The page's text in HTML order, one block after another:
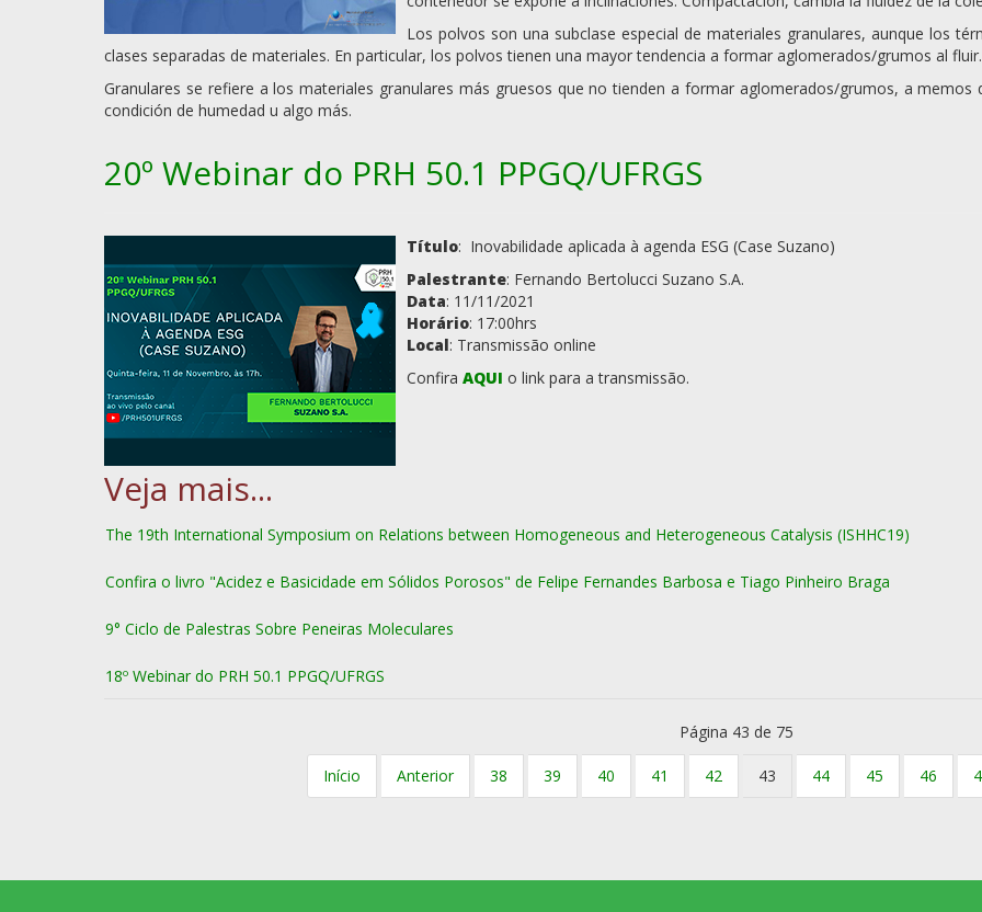
Los polvos son una subclase especial de materiales granulares, aunque los
clases separadas de materiales. En particular, los polvos tienen una mayor tendencia a formar aglomerados/grumos al fluir.
Granulares se refiere a los materiales granulares más gruesos que no tienden a formar aglomerados/grumos, a
condición de humedad u algo más.
20º Webinar do PRH 50.1 PPGQ/UFRGS
Título: Inovabilidade aplicada à agenda ESG ​(Case Suzano)
Palestrante: Fernando Bertolucci​ Suzano S.A.
Data: 11/11/2021
Horário: 17:00hrs
Local: Transmissão online
Confira AQUI o link para a transmissão.
The 19th International Symposium on Relations between Homogeneous and Heterogeneous Catalysis (ISHHC19)
Confira o livro "Acidez e Basicidade em Sólidos Porosos" de Felipe Fernandes Barbosa e Tiago Pinheiro Braga
9° Ciclo de Palestras Sobre Peneiras Moleculares
18º Webinar do PRH 50.1 PPGQ/UFRGS
Página 43 de 75
Início Anterior 38 39 40 41 42 43 44 45 46